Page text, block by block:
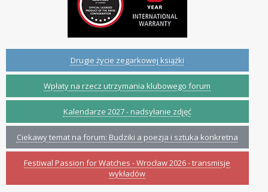
Drugie życie zegarkowej książki
Wpłaty na rzecz utrzymania klubowego forum
Kalendarze 2027 - nadsyłanie zdjęć
Ciekawy temat na forum: Budziki a poezja i sztuka konkretna
Festiwal Passion for Watches - Wrocław 2026 - transmisje
wykładów